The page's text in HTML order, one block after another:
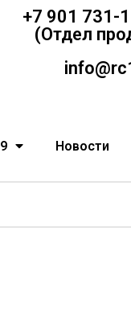
+7 901 731-
(Отдел
Новости